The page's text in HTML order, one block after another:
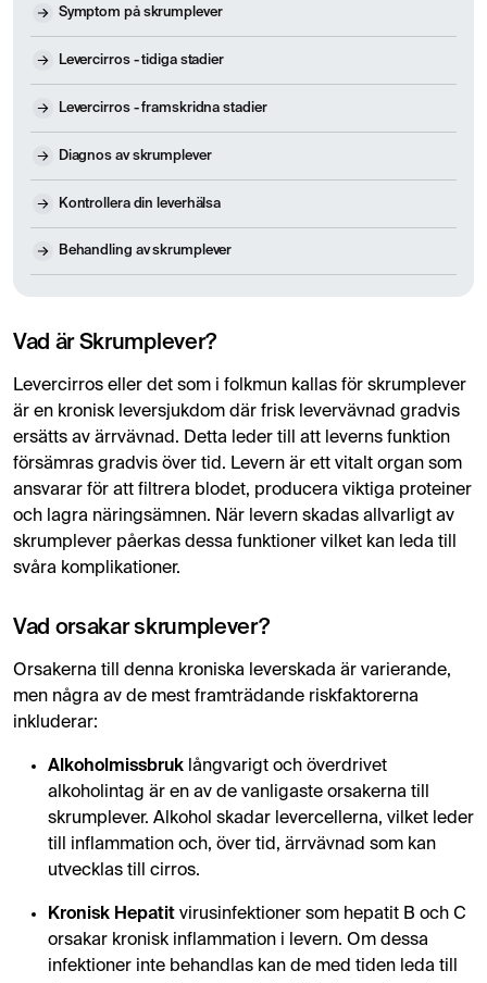
Symptom på skrumplever
Levercirros - tidiga stadier
Levercirros - framskridna stadier
Diagnos av skrumplever
Kontrollera din leverhälsa
Behandling av skrumplever
Vad är Skrumplever?
Levercirros eller det som i folkmun kallas för skrumplever
är en kronisk leversjukdom där frisk levervävnad gradvis
ersätts av ärrvävnad. Detta leder till att leverns funktion
försämras gradvis över tid. Levern är ett vitalt organ som
ansvarar för att filtrera blodet, producera viktiga proteiner
och lagra näringsämnen. När levern skadas allvarligt av
skrumplever påerkas dessa funktioner vilket kan leda till
svåra komplikationer.
Vad orsakar skrumplever?
Orsakerna till denna kroniska leverskada är varierande,
men några av de mest framträdande riskfaktorerna
inkluderar:
Alkoholmissbruk långvarigt och överdrivet
alkoholintag är en av de vanligaste orsakerna till
skrumplever. Alkohol skadar levercellerna, vilket leder
till inflammation och, över tid, ärrvävnad som kan
utvecklas till cirros.
Kronisk Hepatit virusinfektioner som hepatit B och C
orsakar kronisk inflammation i levern. Om dessa
infektioner inte behandlas kan de med tiden leda till